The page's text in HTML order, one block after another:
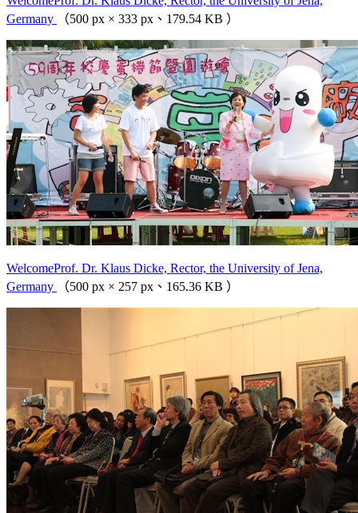
Germany
（500 px × 333 px、179.54 KB ）
WelcomeProf. Dr. Klaus Dicke, Rector, the University of Jena,
Germany
（500 px × 257 px、165.36 KB ）